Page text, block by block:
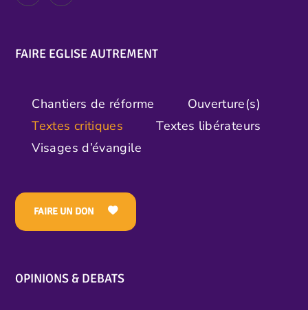
FAIRE EGLISE AUTREMENT
Chantiers de réforme
Ouverture(s)
Textes critiques
Textes libérateurs
Visages d’évangile
FAIRE UN DON
OPINIONS & DEBATS